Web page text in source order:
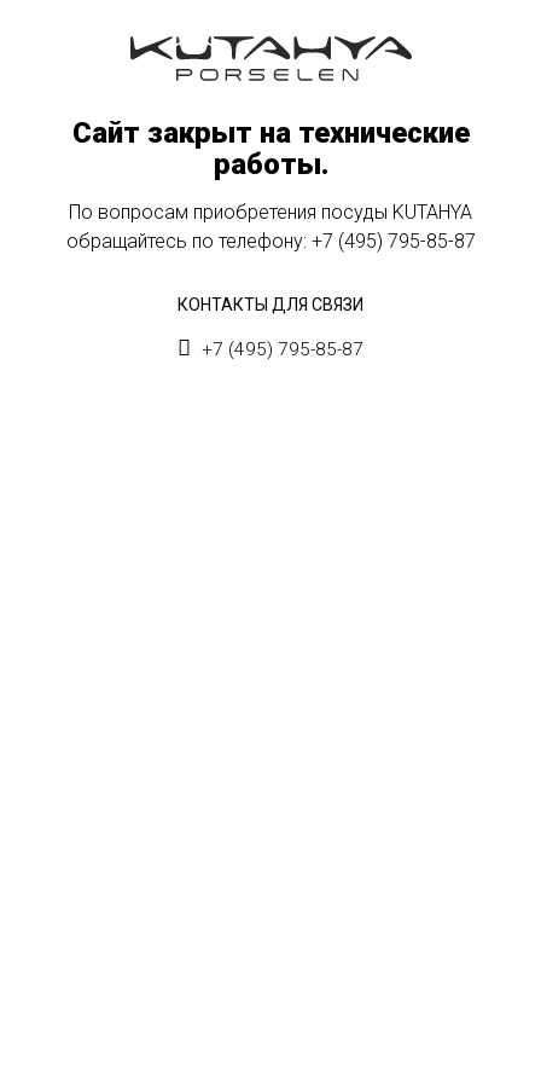
Сайт закрыт на технические
работы.
По вопросам приобретения посуды KUTAHYA
обращайтесь по телефону: +7 (495) 795-85-87
КОНТАКТЫ ДЛЯ СВЯЗИ
+7 (495) 795-85-87